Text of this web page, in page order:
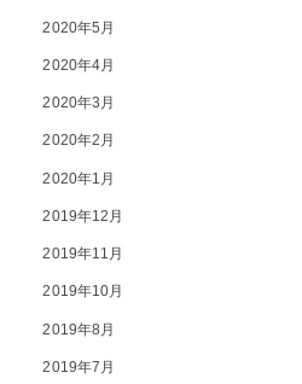
2020年5月
2020年4月
2020年3月
2020年2月
2020年1月
2019年12月
2019年11月
2019年10月
2019年8月
2019年7月